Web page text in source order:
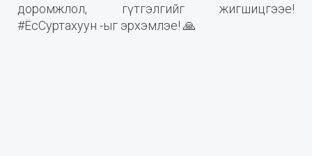
доромжлол, гүтгэлгийг жигшицгээе!
#ЁсСуртахуун -ыг эрхэмлэе! 🙏